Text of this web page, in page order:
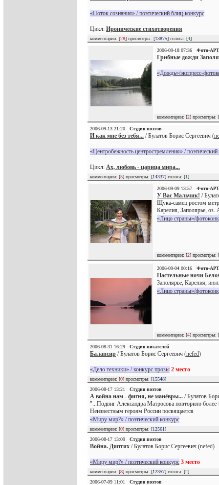
«Поток сознания» / поэтический блиц-конкурс
Цикл: Иронические стихотворения
комментарии: [28] просмотры: [13875] голоса: [4]
2006-09-18 07:36 Фото-АРТ
Грибные дожди
«Дождь»/экспресс-
комментарии: [2] просмотры: [
2006-09-13 21:20 Студия поэтов
И как мне без тебя... / Булатов Борис Сергеевич (
«Центробежность центростремления» / поэтический
Цикл: Ах, любовь - царица мира...
комментарии: [5] просмотры: [14337] голоса: [1]
2006-09-09 13:57 Фото-АРТ
У Вас Мальчик! /
Щука-самец ростом
Карелия, Заполярье, оз.
«Лицо страны»/
комментарии: [2] просмотры: [
2006-09-04 00:16 Фото-АРТ
Пастельные ночи
Заполярье, Карелия,
«Лицо страны»/
комментарии: [4] просмотры: [
2006-08-31 16:29 Студия писателей
Балансир / Булатов Борис Сергеевич (nefed)
«Дело техники» / конкурс прозы 2 место
комментарии: [0] просмотры: [15548]
2006-08-17 13:21
Студия поэтов
А война нам - фигня, не манёвры... / Булатов
"...Подвиг Александра Матросова повторило
Неизвестным героям России посвящается
«Миру мир?» / поэтический конкурс
комментарии: [0] просмотры: [12561]
2006-08-17 13:09
Студия поэтов
Война. Диптих / Булатов Борис Сергеевич (nefed)
«Миру мир?» / поэтический конкурс 3 место
комментарии: [8] просмотры: [12357] голоса: [2]
2006-07-09 11:01
Студия поэтов